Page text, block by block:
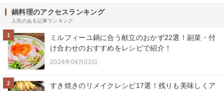
鍋料理のアクセスランキング
人気のある記事ランキング
1
ミルフィーユ鍋に合う献立のおかず22選！副菜・付
け合わせのおすすめをレシピで紹介！
2024年04月03日
2
すき焼きのリメイクレシピ17選！残りも美味しくア